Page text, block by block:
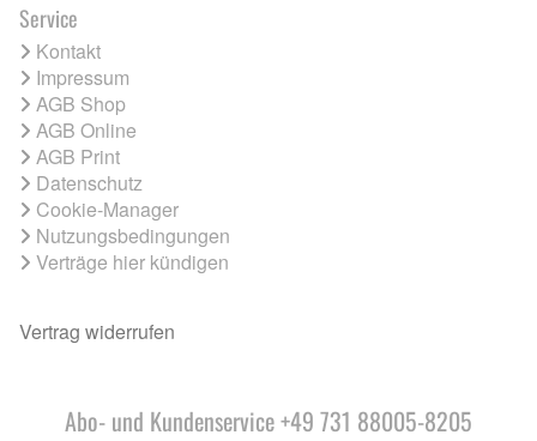
Service
Kontakt
Impressum
AGB Shop
AGB Online
AGB Print
Datenschutz
Cookie-Manager
Nutzungsbedingungen
Verträge hier kündigen
Vertrag widerrufen
Abo- und Kundenservice +49 731 88005-8205